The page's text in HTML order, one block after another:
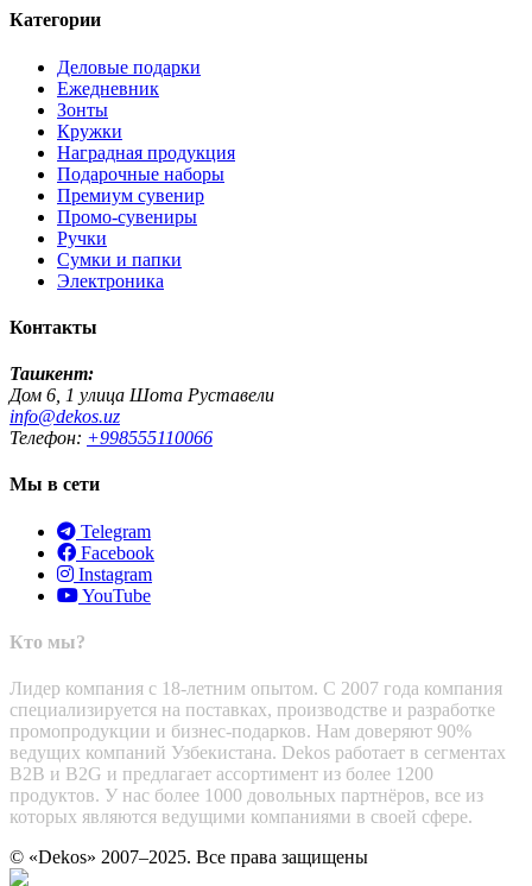
Категории
Деловые подарки
Ежедневник
Зонты
Кружки
Наградная продукция
Подарочные наборы
Премиум сувенир
Промо-сувениры
Ручки
Сумки и папки
Электроника
Контакты
Ташкент:
Дом 6, 1 улица Шота Руставели
info@dekos.uz
Телефон: +998555110066
Мы в сети
Telegram
Facebook
Instagram
YouTube
Кто мы?
Лидер компания с 18-летним опытом. С 2007 года компания
специализируется на поставках, производстве и разработке
промопродукции и бизнес-подарков. Нам доверяют 90%
ведущих компаний Узбекистана. Dekos работает в сегментах
B2B и B2G и предлагает ассортимент из более 1200
продуктов. У нас более 1000 довольных партнёров, все из
которых являются ведущими компаниями в своей сфере.
© «Dekos» 2007–2025. Все права защищены